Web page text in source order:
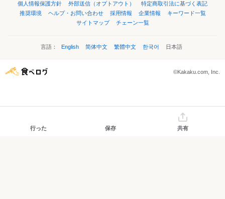
個人情報保護方針
外部送信（オプトアウト）
特定商取引法に基づく表記
推奨環境
ヘルプ・お問い合わせ 採用情報 企業情報
キーワード一覧
サイトマップ
チェーン一覧
言語： English 简体中文 繁體中文 한국어 日本語
©Kakaku.com, Inc.
行った 保存 共有